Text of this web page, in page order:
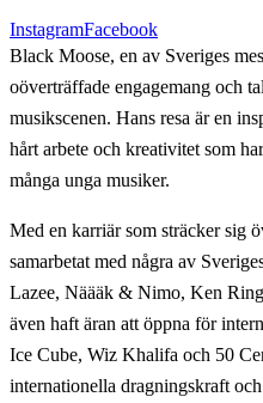
InstagramFacebook
Black Moose, en av Sveriges
oöverträffade engagemang och
musikscenen. Hans resa är en
hårt arbete och kreativitet som
många unga musiker.
Med en karriär som sträcker sig
samarbetat med några av
Lazee, Näääk & Nimo, Ken
även haft äran att öppna för
Ice Cube, Wiz Khalifa och 50
internationella dragningskraft